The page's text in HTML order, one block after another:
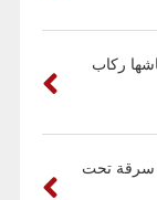
ركاب
سرقة تحت